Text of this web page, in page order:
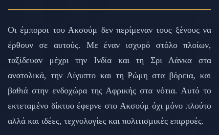
Οι έμποροι του Ακσούμ δεν περίμεναν τους ξένους να
έρθουν σε αυτούς. Με έναν ισχυρό στόλο πλοίων,
ταξίδευαν μέχρι την Ινδία και τη Σρι Λάνκα στα
ανατολικά, την Αίγυπτο και τη Ρώμη στα βόρεια, και
βαθιά στην ενδοχώρα της Αφρικής στα νότια. Αυτό το
εκτεταμένο δίκτυο έφερνε στο Ακσούμ όχι μόνο πλούτο
αλλά και ιδέες, τεχνολογίες και πολιτισμικές επιρροές.